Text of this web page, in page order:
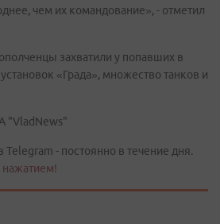
чем их командование», - отметил
захватили у попавших в
«Града», множество танков и
"VladNews"
Telegram - постоянно в течение дня.